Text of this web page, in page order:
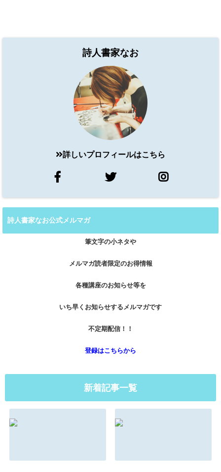
詩人書家なお
詳しいプロフィールはこちら
詩人書家なお公式メルマガ
筆文字の小ネタや
メルマガ読者限定のお得情報
各種講座のお知らせ等を
いち早くお知らせするメルマガです
不定期配信！！
登録はこちらから
新着記事一覧